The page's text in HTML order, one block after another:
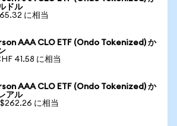
ドル
に相当
AAA CLO ETF (Ondo Tokenized) か
41.58 に相当
AAA CLO ETF (Ondo Tokenized) か
アル
に相当